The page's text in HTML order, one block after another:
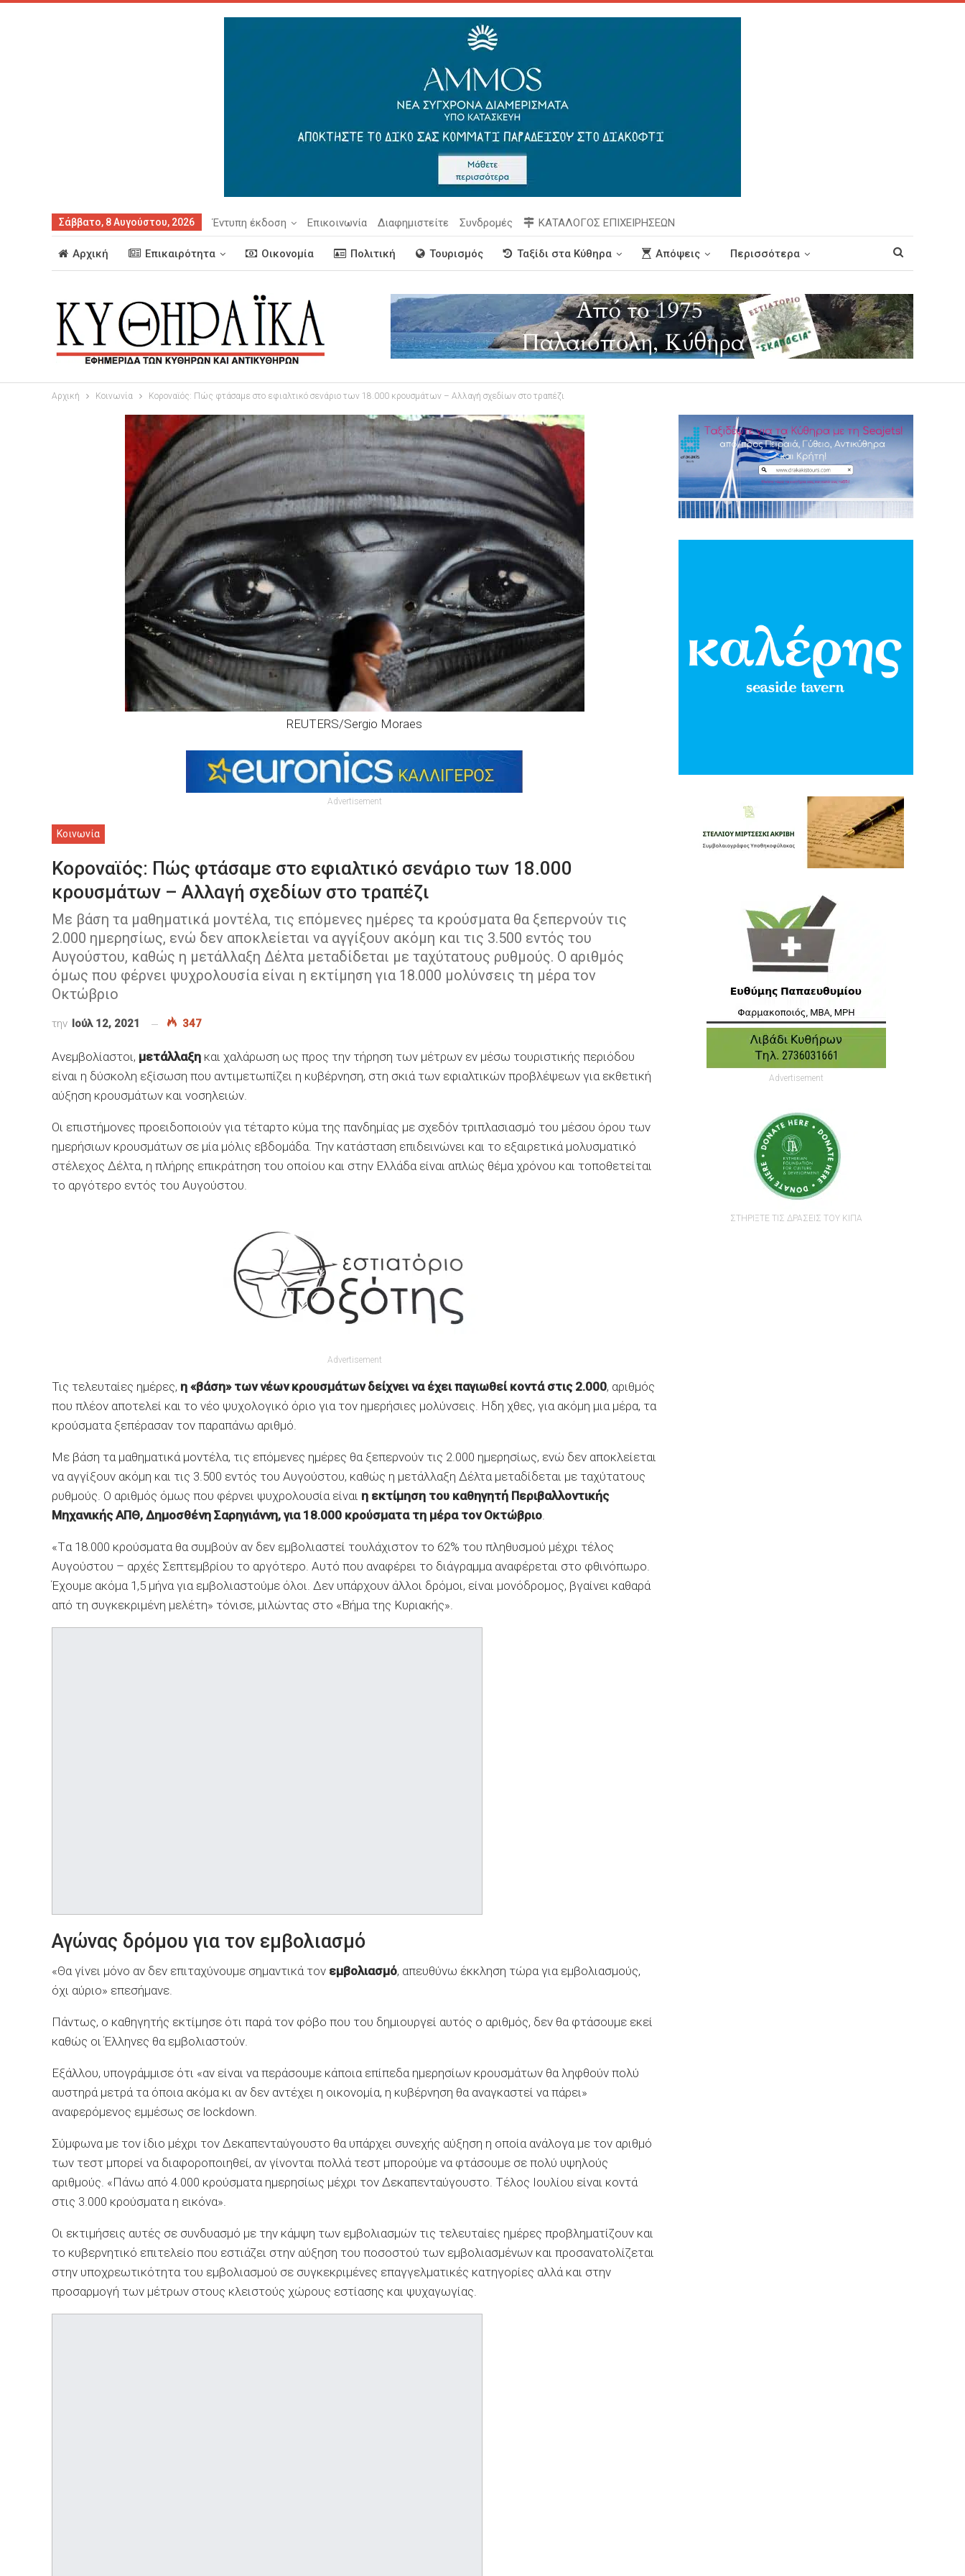
Σάββατο, 8 Αυγούστου, 2026 Έντυπη έκδοση Επικοινωνία Διαφημιστείτε Συνδρομές ΚΑΤΑΛΟΓΟΣ ΕΠΙΧΕΙΡΗΣΕΩΝ
Αρχική Επικαιρότητα Οικονομία Πολιτική Τουρισμός Ταξίδι στα Κύθηρα Απόψεις Περισσότερα
Αρχική Κοινωνία Κοροναϊός: Πώς φτάσαμε στο εφιαλτικό σενάριο των 18.000 κρουσμάτων – Αλλαγή σχεδίων στο τραπέζι
REUTERS/Sergio Moraes
Advertisement
Κοινωνία
Κοροναϊός: Πώς φτάσαμε στο εφιαλτικό σενάριο των 18.000
κρουσμάτων – Αλλαγή σχεδίων στο τραπέζι
Με βάση τα μαθηματικά μοντέλα, τις επόμενες ημέρες τα κρούσματα θα ξεπερνούν τις
2.000 ημερησίως, ενώ δεν αποκλείεται να αγγίξουν ακόμη και τις 3.500 εντός του
Αυγούστου, καθώς η μετάλλαξη Δέλτα μεταδίδεται με ταχύτατους ρυθμούς. Ο αριθμός
όμως που φέρνει ψυχρολουσία είναι η εκτίμηση για 18.000 μολύνσεις τη μέρα τον
Οκτώβριο
την Ιούλ 12, 2021 347
Ανεμβολίαστοι, μετάλλαξη και χαλάρωση ως προς την τήρηση των μέτρων εν μέσω τουριστικής περιόδου
είναι η δύσκολη εξίσωση που αντιμετωπίζει η κυβέρνηση, στη σκιά των εφιαλτικών προβλέψεων για εκθετική
αύξηση κρουσμάτων και νοσηλειών.
Οι επιστήμονες προειδοποιούν για τέταρτο κύμα της πανδημίας με σχεδόν τριπλασιασμό του μέσου όρου των
ημερήσιων κρουσμάτων σε μία μόλις εβδομάδα. Την κατάσταση επιδεινώνει και το εξαιρετικά μολυσματικό
στέλεχος Δέλτα, η πλήρης επικράτηση του οποίου και στην Ελλάδα είναι απλώς θέμα χρόνου και τοποθετείται
το αργότερο εντός του Αυγούστου.
Advertisement
Τις τελευταίες ημέρες, η «βάση» των νέων κρουσμάτων δείχνει να έχει παγιωθεί κοντά στις 2.000, αριθμός
που πλέον αποτελεί και το νέο ψυχολογικό όριο για τον ημερήσιες μολύνσεις. Ηδη χθες, για ακόμη μια μέρα, τα
κρούσματα ξεπέρασαν τον παραπάνω αριθμό.
Με βάση τα μαθηματικά μοντέλα, τις επόμενες ημέρες θα ξεπερνούν τις 2.000 ημερησίως, ενώ δεν αποκλείεται
να αγγίξουν ακόμη και τις 3.500 εντός του Αυγούστου, καθώς η μετάλλαξη Δέλτα μεταδίδεται με ταχύτατους
ρυθμούς. Ο αριθμός όμως που φέρνει ψυχρολουσία είναι η εκτίμηση του καθηγητή Περιβαλλοντικής
Μηχανικής ΑΠΘ, Δημοσθένη Σαρηγιάννη, για 18.000 κρούσματα τη μέρα τον Οκτώβριο.
«Tα 18.000 κρούσματα θα συμβούν αν δεν εμβολιαστεί τουλάχιστον το 62% του πληθυσμού μέχρι τέλος
Αυγούστου – αρχές Σεπτεμβρίου το αργότερο. Αυτό που αναφέρει το διάγραμμα αναφέρεται στο φθινόπωρο.
Έχουμε ακόμα 1,5 μήνα για εμβολιαστούμε όλοι. Δεν υπάρχουν άλλοι δρόμοι, είναι μονόδρομος, βγαίνει καθαρά
από τη συγκεκριμένη μελέτη» τόνισε, μιλώντας στο «Βήμα της Κυριακής».
Αγώνας δρόμου για τον εμβολιασμό
«Θα γίνει μόνο αν δεν επιταχύνουμε σημαντικά τον εμβολιασμό, απευθύνω έκκληση τώρα για εμβολιασμούς,
όχι αύριο» επεσήμανε.
Πάντως, ο καθηγητής εκτίμησε ότι παρά τον φόβο που του δημιουργεί αυτός ο αριθμός, δεν θα φτάσουμε εκεί
καθώς οι Έλληνες θα εμβολιαστούν.
Εξάλλου, υπογράμμισε ότι «αν είναι να περάσουμε κάποια επίπεδα ημερησίων κρουσμάτων θα ληφθούν πολύ
αυστηρά μετρά τα όποια ακόμα κι αν δεν αντέχει η οικονομία, η κυβέρνηση θα αναγκαστεί να πάρει»
αναφερόμενος εμμέσως σε lockdown.
Σύμφωνα με τον ίδιο μέχρι τον Δεκαπενταύγουστο θα υπάρχει συνεχής αύξηση η οποία ανάλογα με τον αριθμό
των τεστ μπορεί να διαφοροποιηθεί, αν γίνονται πολλά τεστ μπορούμε να φτάσουμε σε πολύ υψηλούς
αριθμούς. «Πάνω από 4.000 κρούσματα ημερησίως μέχρι τον Δεκαπενταύγουστο. Τέλος Ιουλίου είναι κοντά
στις 3.000 κρούσματα η εικόνα».
Οι εκτιμήσεις αυτές σε συνδυασμό με την κάμψη των εμβολιασμών τις τελευταίες ημέρες προβληματίζουν και
το κυβερνητικό επιτελείο που εστιάζει στην αύξηση του ποσοστού των εμβολιασμένων και προσανατολίζεται
στην υποχρεωτικότητα του εμβολιασμού σε συγκεκριμένες επαγγελματικές κατηγορίες αλλά και στην
προσαρμογή των μέτρων στους κλειστούς χώρους εστίασης και ψυχαγωγίας.
Advertisement
ΣΤΗΡΙΞΤΕ ΤΙΣ ΔΡΑΣΕΙΣ ΤΟΥ ΚΙΠΑ